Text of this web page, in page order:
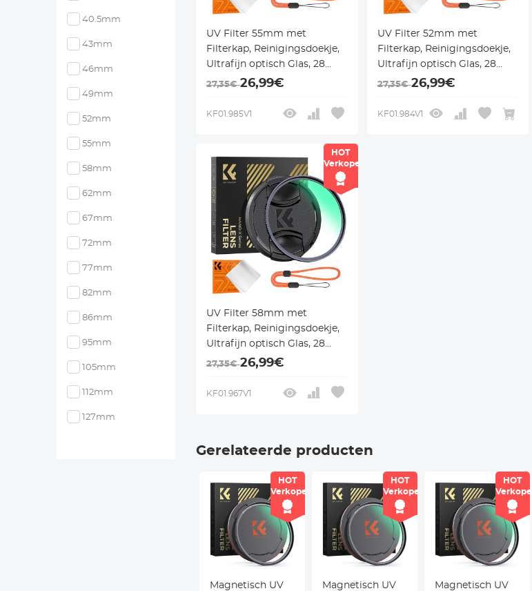
40.5mm
43mm
46mm
49mm
52mm
55mm
58mm
62mm
67mm
72mm
77mm
82mm
86mm
95mm
105mm
112mm
127mm
UV Filter 55mm met
Filterkap, Reinigingsdoekje,
Ultrafijn optisch Glas, 28
Multi Coatings - Nano Xcel
27,35€26,99€
KF01.985V1
UV Filter 52mm met
Filterkap, Reinigingsdoekje,
Ultrafijn optisch Glas, 28
Multi Coatings - Nano Xcel
27,35€26,99€
KF01.984V1
HOT
Verkoper
UV Filter 58mm met
Filterkap, Reinigingsdoekje,
Ultrafijn optisch Glas, 28
Multi Coatings - Nano Xcel
27,35€26,99€
KF01.967V1
Gerelateerde producten
HOT
Verkoper
Magnetisch UV
HOT
Verkoper
Magnetisch UV
HOT
Verkoper
Magnetisch UV